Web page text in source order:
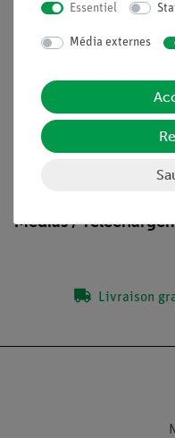
L'effet
L'effet Compton
La probabilité de
Les détecteurs à
Contenu de livraison
Médias /
Livraison
Essentiel
Média externes